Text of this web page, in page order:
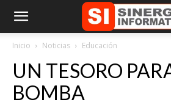
Inicio Noticias Educación
UN TESORO
BOMBA